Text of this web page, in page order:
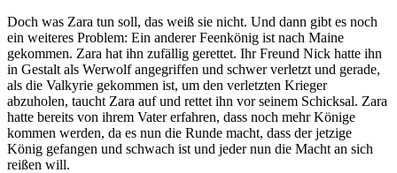
Doch was Zara tun soll, das weiß sie nicht. Und dann gibt es noch
ein weiteres Problem: Ein anderer Feenkönig ist nach Maine
gekommen. Zara hat ihn zufällig gerettet. Ihr Freund Nick hatte ihn
in Gestalt als Werwolf angegriffen und schwer verletzt und gerade,
als die Valkyrie gekommen ist, um den verletzten Krieger
abzuholen, taucht Zara auf und rettet ihn vor seinem Schicksal. Zara
hatte bereits von ihrem Vater erfahren, dass noch mehr Könige
kommen werden, da es nun die Runde macht, dass der jetzige
König gefangen und schwach ist und jeder nun die Macht an sich
reißen will.